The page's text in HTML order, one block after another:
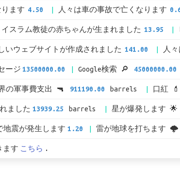
ます 4.50 人々は車の事故で亡くなります
イスラム教徒の赤ちゃんが生まれました 13.95
いウェブサイトが作成されました 141.00 人
ージ 13500000.00 Google検索 🔎 45000000.00
の軍事費支出 🔫 911190.00 barrels 口紅
ました 13939.25 barrels 星が爆発します 🌟
地震が発生します 1.20 雷が地球を打ちます 🌩
ます こちら .